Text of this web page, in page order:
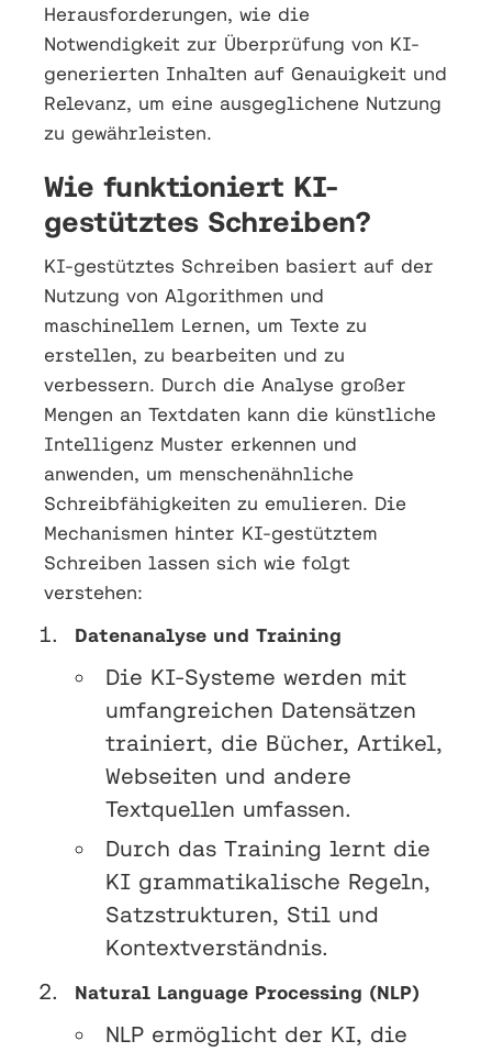
Herausforderungen, wie die
Notwendigkeit zur Überprüfung von KI-
generierten Inhalten auf Genauigkeit und
Relevanz, um eine ausgeglichene Nutzung
zu gewährleisten.
Wie funktioniert KI-
gestütztes Schreiben?
KI-gestütztes Schreiben basiert auf der
Nutzung von Algorithmen und
maschinellem Lernen, um Texte zu
erstellen, zu bearbeiten und zu
verbessern. Durch die Analyse großer
Mengen an Textdaten kann die künstliche
Intelligenz Muster erkennen und
anwenden, um menschenähnliche
Schreibfähigkeiten zu emulieren. Die
Mechanismen hinter KI-gestütztem
Schreiben lassen sich wie folgt
verstehen:
Datenanalyse und Training
Die KI-Systeme werden mit
umfangreichen Datensätzen
trainiert, die Bücher, Artikel,
Webseiten und andere
Textquellen umfassen.
Durch das Training lernt die
KI grammatikalische Regeln,
Satzstrukturen, Stil und
Kontextverständnis.
Natural Language Processing (NLP)
NLP ermöglicht der KI, die